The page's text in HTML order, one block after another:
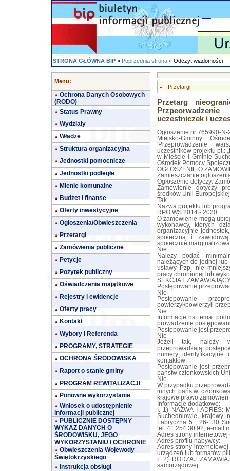
STRONA GŁÓWNA BIP»Poprzednia strona» Odczyt wiadomości
Menu:
Ochrona Danych Osobowych
(RODO)
Status Prawny
Wydziały
Władze
Struktura organizacyjna
Jednostki pomocnicze
Jednostki podległe
Mienie komunalne
Budżet i finanse
Oferty inwestycyjne
Ogłoszenia/Obwieszczenia
Przetargi
Zamówienia publiczne
Petycje
Pożytek publiczny
Oświadczenia majątkowe
Rejestry i ewidencje
Oferty pracy
Kontakt
Wybory i Referenda
PROGRAMY, STRATEGIE
OCHRONA ŚRODOWISKA
Raport o stanie gminy
PROGRAM REWITALIZACJI
Ponowne wykorzystanie
Wniosek o udostępnienie
informacji publicznej
PUBLICZNIE DOSTĘPNY
WYKAZ DANYCH O
ŚRODOWISKU, JEGO
WYKORZYSTANIU I OCHRONIE
Obwieszczenia Wojewody
Świętokrzyskiego
Instrukcja obsługi
Przetargi
Przetarg
uczestniczek i
Ogłoszenie nr 765990-
Miejsko-Gminny
'Przeprowadzenie
uczestników projektu pt.:
w Mieście i Gminie
Ośrodek Pomocy
OGŁOSZENIE O
Zamieszczanie
Ogłoszenie dotyczy:
Zamówienie dotyczy
środków Unii Europejskiej
Tak
Nazwa projektu lub
RPO WŚ 2014 - 2020
O zamówienie mogą
wykonawcy, których
organizacyjnie
społeczną i
społecznie
Nie
Należy podać
należących do jednej lub
ustawy Pzp, nie
pracy chronionej lub
SEKCJA I:
Postępowanie
Nie
Postępowanie
powierzył/powierzyli
Nie
Informacje na temat
prowadzenie
Postępowanie jest
Nie
Jeżeli tak, należy
przeprowadzają
numery
kontaktów:
Postępowanie jest
państw członkowskich
Nie
W przypadku
innych państw
krajowe prawo
Informacje dodatkowe:
I. 1) NAZWA I ADRES:
Suchedniowie, krajowy
Fabryczna 5 , 26-130
tel. 41 254 30 92, e-mail
Adres strony internetowej
Adres profilu nabywcy:
Adres strony
urządzeń lub formatów
I. 2) RODZAJ
samorządowej